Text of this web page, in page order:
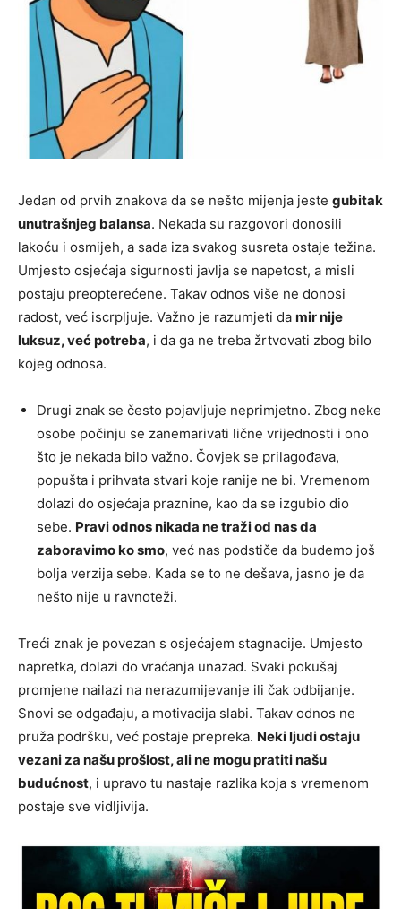
Jedan od prvih znakova da se nešto mijenja jeste gubitak
unutrašnjeg balansa. Nekada su razgovori donosili
lakoću i osmijeh, a sada iza svakog susreta ostaje težina.
Umjesto osjećaja sigurnosti javlja se napetost, a misli
postaju preopterećene. Takav odnos više ne donosi
radost, već iscrpljuje. Važno je razumjeti da mir nije
luksuz, već potreba, i da ga ne treba žrtvovati zbog bilo
kojeg odnosa.
Drugi znak se često pojavljuje neprimjetno. Zbog neke
osobe počinju se zanemarivati lične vrijednosti i ono
što je nekada bilo važno. Čovjek se prilagođava,
popušta i prihvata stvari koje ranije ne bi. Vremenom
dolazi do osjećaja praznine, kao da se izgubio dio
sebe. Pravi odnos nikada ne traži od nas da
zaboravimo ko smo, već nas podstiče da budemo još
bolja verzija sebe. Kada se to ne dešava, jasno je da
nešto nije u ravnoteži.
Treći znak je povezan s osjećajem stagnacije. Umjesto
napretka, dolazi do vraćanja unazad. Svaki pokušaj
promjene nailazi na nerazumijevanje ili čak odbijanje.
Snovi se odgađaju, a motivacija slabi. Takav odnos ne
pruža podršku, već postaje prepreka. Neki ljudi ostaju
vezani za našu prošlost, ali ne mogu pratiti našu
budućnost, i upravo tu nastaje razlika koja s vremenom
postaje sve vidljivija.